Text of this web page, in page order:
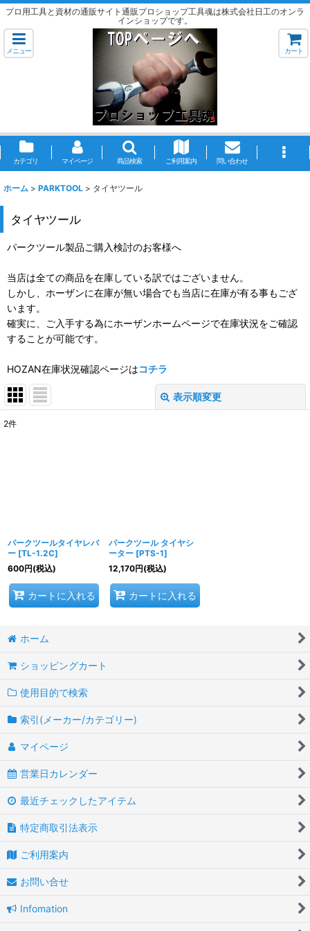
プロ用工具と資材の通販サイト通販プロショップ工具魂は株式会社日工のオンラ
インショップです。
メニュー カート
カテゴリ マイページ 商品検索 ご利用案内 問い合わせ
ホーム > PARKTOOL > タイヤツール
タイヤツール
パークツール製品ご購入検討のお客様へ
当店は全ての商品を在庫している訳ではございません。
しかし、ホーザンに在庫が無い場合でも当店に在庫が有る事もござ
います。
確実に、ご入手する為にホーザンホームページで在庫状況をご確認
することが可能です。
HOZAN在庫状況確認ページはコチラ
表示順変更
2件
パークツールタイヤレバ
ー [TL-1.2C]
600円(税込)
カートに入れる
パークツール タイヤシ
ーター [PTS-1]
12,170円(税込)
カートに入れる
ホーム
ショッピングカート
使用目的で検索
索引(メーカー/カテゴリー)
マイページ
営業日カレンダー
最近チェックしたアイテム
特定商取引法表示
ご利用案内
お問い合せ
Infomation